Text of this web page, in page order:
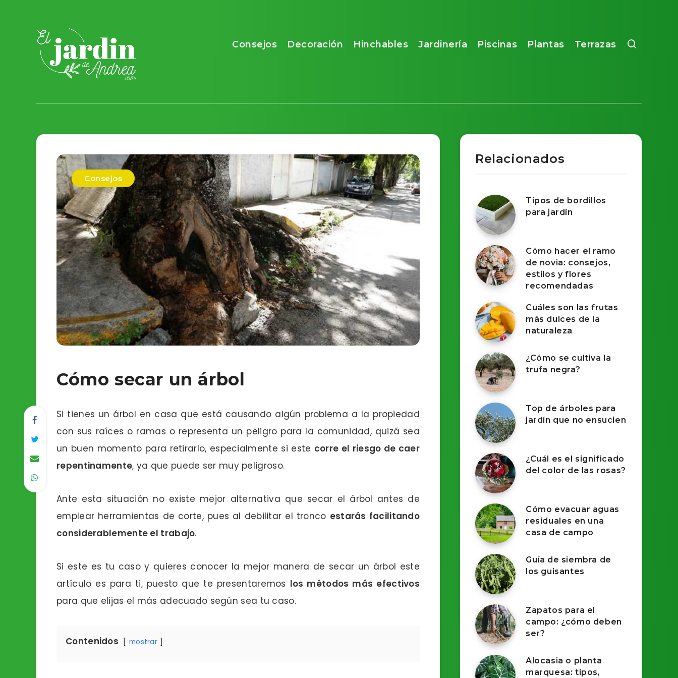
Consejos Decoración Hinchables Jardinería Piscinas Plantas Terrazas
Consejos
Cómo secar un árbol
Si tienes un árbol en casa que está causando algún problema a la propiedad
con sus raíces o ramas o representa un peligro para la comunidad, quizá sea
un buen momento para retirarlo, especialmente si este corre el riesgo de caer
repentinamente, ya que puede ser muy peligroso.
Ante esta situación no existe mejor alternativa que secar el árbol antes de
emplear herramientas de corte, pues al debilitar el tronco estarás facilitando
considerablemente el trabajo.
Si este es tu caso y quieres conocer la mejor manera de secar un árbol este
artículo es para ti, puesto que te presentaremos los métodos más efectivos
para que elijas el más adecuado según sea tu caso.
Contenidos mostrar
Relacionados
Tipos de bordillos
para jardín​
Cómo hacer el ramo
de novia: consejos,
estilos y flores
recomendadas
Cuáles son las frutas
más dulces de la
naturaleza​
¿Cómo se cultiva la
trufa negra?
Top de árboles para
jardín que no ensucien
¿Cuál es el significado
del color de las rosas?
Cómo evacuar aguas
residuales en una
casa de campo
Guía de siembra de
los guisantes
Zapatos para el
campo: ¿cómo deben
ser?
Alocasia o planta
marquesa: tipos,